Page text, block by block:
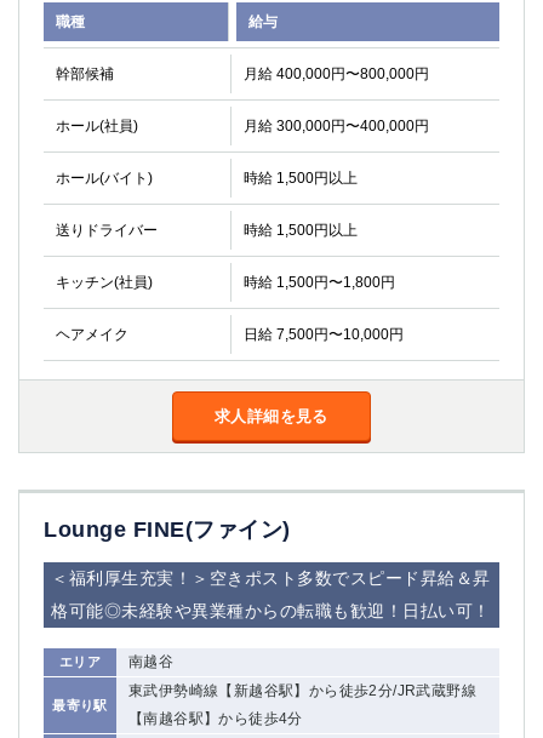
職種 給与
幹部候補 月給 400,000円〜800,000円
ホール(社員) 月給 300,000円〜400,000円
ホール(バイト) 時給 1,500円以上
送りドライバー 時給 1,500円以上
キッチン(社員) 時給 1,500円〜1,800円
ヘアメイク 日給 7,500円〜10,000円
求人詳細を見る
Lounge FINE(ファイン)
＜福利厚生充実！＞空きポスト多数でスピード昇給＆昇
格可能◎未経験や異業種からの転職も歓迎！日払い可！
エリア 南越谷
最寄り駅
東武伊勢崎線【新越谷駅】から徒歩2分/JR武蔵野線
【南越谷駅】から徒歩4分
三軒茶屋（南口）
①歌舞伎町 ②新宿 ③新宿三丁目 ④西
①歌舞伎町 ②新宿 ③西部新宿 ③東新宿
①歌舞伎町 ②新宿
①銀座 ②新橋
錦糸町(南口)
①東武練馬 ②成増・板橋 ③大山 ②池袋
金町
大井町
大泉学園
下赤塚
竹ノ塚
三鷹
亀戸
水道橋
荻窪
浅草
幡ヶ谷
湯島
久米川
西麻布
関内
横浜
川崎
溝の口
本厚木
新横浜
武蔵小杉
小田原
横浜・桜木町
関内・馬車道・日ノ出町 武蔵新城